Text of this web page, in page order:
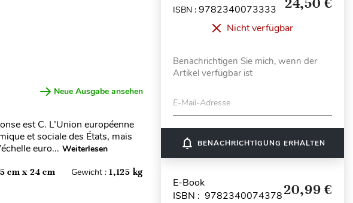
Neue Ausgabe ansehen
est C. L’Union européenne
et sociale des États, mais
euro... Weiterlesen
cm x 24 cm Gewicht :1,125 kg
ISBN : 9782340073333
Nicht verfügbar
Benachrichtigen Sie mich, wenn der
Artikel verfügbar ist
E-Mail-Adresse
notifications_none BENACHRICHTIGUNG ERHALTEN
E-Book
ISBN : 978234007437820,99 €